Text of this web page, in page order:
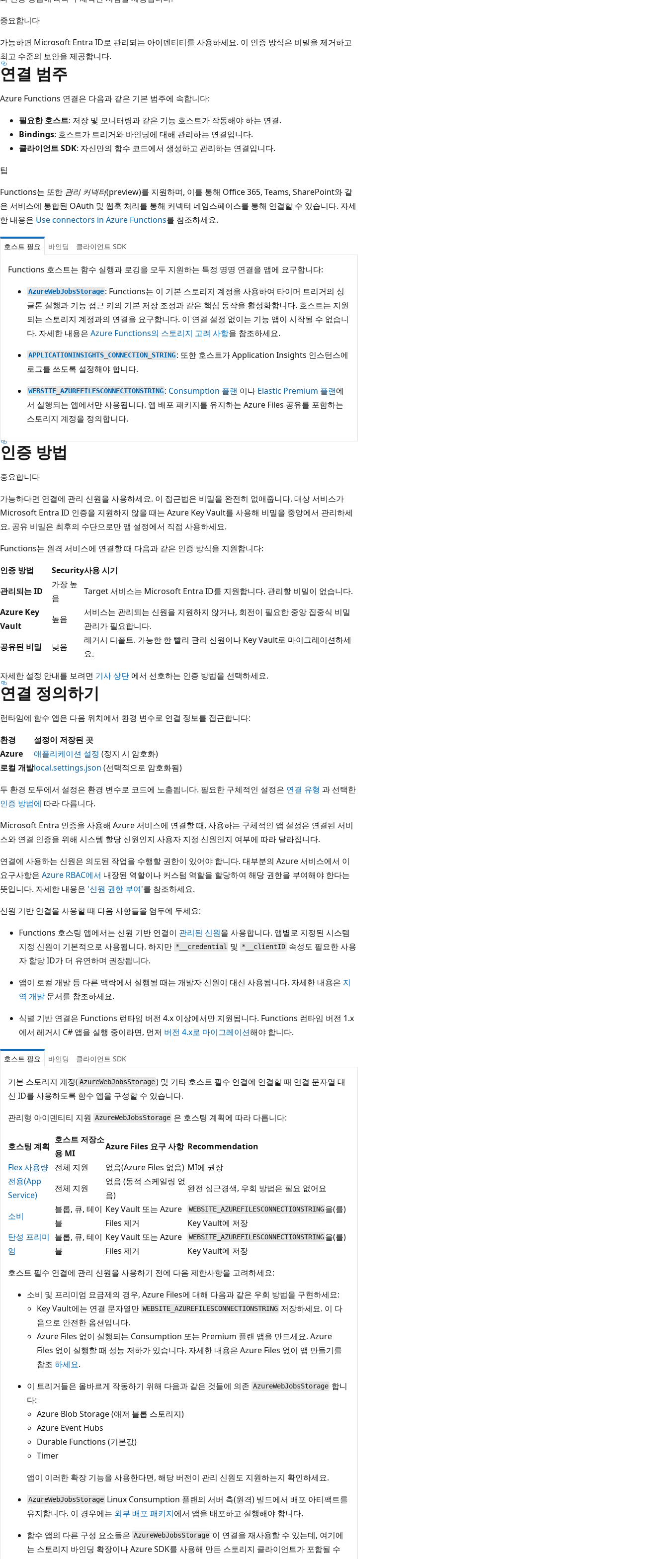
중요합니다
가능하면 Microsoft Entra ID로 관리되는 아이덴티티를 사용하세요. 이 인증 방식은 비밀을 제거하고
최고 수준의 보안을 제공합니다.
연결 범주
Azure Functions 연결은 다음과 같은 기본 범주에 속합니다:
필요한 호스트: 저장 및 모니터링과 같은 기능 호스트가 작동해야 하는 연결.
Bindings: 호스트가 트리거와 바인딩에 대해 관리하는 연결입니다.
클라이언트 SDK: 자신만의 함수 코드에서 생성하고 관리하는 연결입니다.
팁
Functions는 또한 관리 커넥터(preview)를 지원하며, 이를 통해 Office 365, Teams, SharePoint와 같
은 서비스에 통합된 OAuth 및 웹훅 처리를 통해 커넥터 네임스페이스를 통해 연결할 수 있습니다. 자세
한 내용은 Use connectors in Azure Functions를 참조하세요.
호스트 필요 바인딩 클라이언트 SDK
Functions 호스트는 함수 실행과 로깅을 모두 지원하는 특정 명명 연결을 앱에 요구합니다:
AzureWebJobsStorage : Functions는 이 기본 스토리지 계정을 사용하여 타이머 트리거의 싱
글톤 실행과 기능 접근 키의 기본 저장 조정과 같은 핵심 동작을 활성화합니다. 호스트는 지원
되는 스토리지 계정과의 연결을 요구합니다. 이 연결 설정 없이는 기능 앱이 시작될 수 없습니
다. 자세한 내용은 Azure Functions의 스토리지 고려 사항을 참조하세요.
APPLICATIONINSIGHTS_CONNECTION_STRING : 또한 호스트가 Application Insights 인스턴스에
로그를 쓰도록 설정해야 합니다.
WEBSITE_AZUREFILESCONNECTIONSTRING : Consumption 플랜 이나 Elastic Premium 플랜에
서 실행되는 앱에서만 사용됩니다. 앱 배포 패키지를 유지하는 Azure Files 공유를 포함하는
스토리지 계정을 정의합니다.
인증 방법
중요합니다
가능하다면 연결에 관리 신원을 사용하세요. 이 접근법은 비밀을 완전히 없애줍니다. 대상 서비스가
Microsoft Entra ID 인증을 지원하지 않을 때는 Azure Key Vault를 사용해 비밀을 중앙에서 관리하세
요. 공유 비밀은 최후의 수단으로만 앱 설정에서 직접 사용하세요.
Functions는 원격 서비스에 연결할 때 다음과 같은 인증 방식을 지원합니다:
인증 방법
Security사용 시기
관리되는 ID
가장 높
음
Target 서비스는 Microsoft Entra ID를 지원합니다. 관리할 비밀이 없습니다.
Azure Key
Vault
높음
서비스는 관리되는 신원을 지원하지 않거나, 회전이 필요한 중앙 집중식 비밀
관리가 필요합니다.
공유된 비밀
낮음
레거시 디폴트. 가능한 한 빨리 관리 신원이나 Key Vault로 마이그레이션하세
요.
자세한 설정 안내를 보려면 기사 상단 에서 선호하는 인증 방법을 선택하세요.
연결 정의하기
런타임에 함수 앱은 다음 위치에서 환경 변수로 연결 정보를 접근합니다:
환경
설정이 저장된 곳
Azure
애플리케이션 설정 (정지 시 암호화)
로컬 개발local.settings.json (선택적으로 암호화됨)
두 환경 모두에서 설정은 환경 변수로 코드에 노출됩니다. 필요한 구체적인 설정은 연결 유형 과 선택한
인증 방법에 따라 다릅니다.
Microsoft Entra 인증을 사용해 Azure 서비스에 연결할 때, 사용하는 구체적인 앱 설정은 연결된 서비
스와 연결 인증을 위해 시스템 할당 신원인지 사용자 지정 신원인지 여부에 따라 달라집니다.
연결에 사용하는 신원은 의도된 작업을 수행할 권한이 있어야 합니다. 대부분의 Azure 서비스에서 이
요구사항은 Azure RBAC에서 내장된 역할이나 커스텀 역할을 할당하여 해당 권한을 부여해야 한다는
뜻입니다. 자세한 내용은 '신원 권한 부여'를 참조하세요.
신원 기반 연결을 사용할 때 다음 사항들을 염두에 두세요:
Functions 호스팅 앱에서는 신원 기반 연결이 관리된 신원을 사용합니다. 앱별로 지정된 시스템
지정 신원이 기본적으로 사용됩니다. 하지만 *__credential 및 *__clientID 속성도 필요한 사용
자 할당 ID가 더 유연하며 권장됩니다.
앱이 로컬 개발 등 다른 맥락에서 실행될 때는 개발자 신원이 대신 사용됩니다. 자세한 내용은 지
역 개발 문서를 참조하세요.
식별 기반 연결은 Functions 런타임 버전 4.x 이상에서만 지원됩니다. Functions 런타임 버전 1.x
에서 레거시 C# 앱을 실행 중이라면, 먼저 버전 4.x로 마이그레이션해야 합니다.
호스트 필요 바인딩 클라이언트 SDK
기본 스토리지 계정( AzureWebJobsStorage) 및 기타 호스트 필수 연결에 연결할 때 연결 문자열 대
신 ID를 사용하도록 함수 앱을 구성할 수 있습니다.
관리형 아이덴티티 지원 AzureWebJobsStorage 은 호스팅 계획에 따라 다릅니다:
호스팅 계획
호스트 저장소
용 MI
Azure Files 요구 사항 Recommendation
Flex 사용량
전체 지원 없음(Azure Files 없음) MI에 권장
전용(App
Service)
전체 지원
없음 (동적 스케일링 없
음)
완전 심근경색, 우회 방법은 필요 없어요
소비
블롭, 큐, 테이
블
Key Vault 또는 Azure
Files 제거
WEBSITE_AZUREFILESCONNECTIONSTRING 을(를)
Key Vault에 저장
탄성 프리미
엄
블롭, 큐, 테이
블
Key Vault 또는 Azure
Files 제거
WEBSITE_AZUREFILESCONNECTIONSTRING 을(를)
Key Vault에 저장
호스트 필수 연결에 관리 신원을 사용하기 전에 다음 제한사항을 고려하세요:
소비 및 프리미엄 요금제의 경우, Azure Files에 대해 다음과 같은 우회 방법을 구현하세요:
Key Vault에는 연결 문자열만 WEBSITE_AZUREFILESCONNECTIONSTRING 저장하세요. 이 다
음으로 안전한 옵션입니다.
Azure Files 없이 실행되는 Consumption 또는 Premium 플랜 앱을 만드세요. Azure
Files 없이 실행할 때 성능 저하가 있습니다. 자세한 내용은 Azure Files 없이 앱 만들기를
참조 하세요.
이 트리거들은 올바르게 작동하기 위해 다음과 같은 것들에 의존 AzureWebJobsStorage 합니
다:
Azure Blob Storage (애저 블롭 스토리지)
Azure Event Hubs
Durable Functions (기본값)
Timer
앱이 이러한 확장 기능을 사용한다면, 해당 버전이 관리 신원도 지원하는지 확인하세요.
AzureWebJobsStorage Linux Consumption 플랜의 서버 측(원격) 빌드에서 배포 아티팩트를
유지합니다. 이 경우에는 외부 배포 패키지에서 앱을 배포하고 실행해야 합니다.
함수 앱의 다른 구성 요소들은 AzureWebJobsStorage 이 연결을 재사용할 수 있는데, 여기에
는 스토리지 바인딩 확장이나 Azure SDK를 사용해 만든 스토리지 클라이언트가 포함될 수